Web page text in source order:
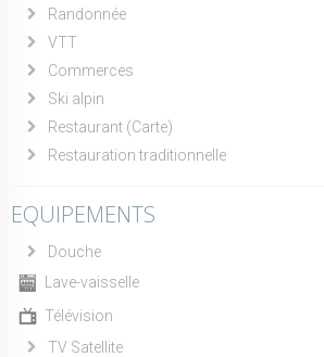
Randonnée
VTT
Commerces
Ski alpin
Restaurant (Carte)
Restauration traditionnelle
EQUIPEMENTS
Douche
Lave-vaisselle
Télévision
TV Satellite